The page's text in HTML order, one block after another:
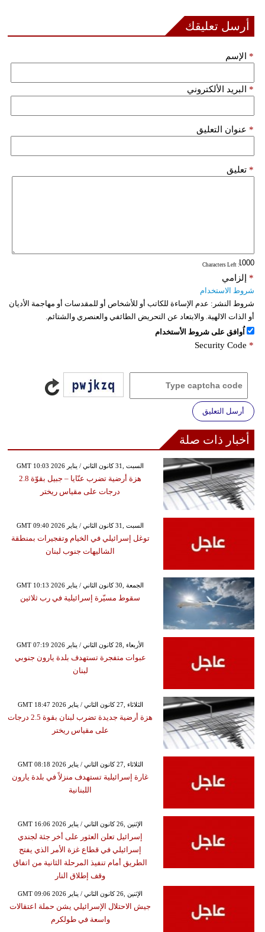
أرسل تعليقك
الإسم *
البريد الألكتروني *
عنوان التعليق *
تعليق *
: Characters Left
إلزامي *
شروط الاستخدام
شروط النشر: عدم الإساءة للكاتب أو للأشخاص أو للمقدسات أو مهاجمة الأديان
أو الذات الالهية. والابتعاد عن التحريض الطائفي والعنصري والشتائم.
اُوافق على شروط الأستخدام
Security Code *
أرسل التعليق
أخبار ذات صلة
GMT 10:03 2026 السبت ,31 كانون الثاني / يناير
هزة أرضية تضرب عنّايا – جبيل بقوّة 2.8
درجات على مقياس ريختر
GMT 09:40 2026 السبت ,31 كانون الثاني / يناير
توغل إسرائيلي في الخيام وتفجيرات بمنطقة
الشاليهات جنوب لبنان
GMT 10:13 2026 الجمعة ,30 كانون الثاني / يناير
سقوط مسيّرة إسرائيلية في رب ثلاثين
GMT 07:19 2026 الأربعاء ,28 كانون الثاني / يناير
عبوات متفجرة تستهدف بلدة يارون جنوبي
لبنان
GMT 18:47 2026 الثلاثاء ,27 كانون الثاني / يناير
هزة أرضية جديدة تضرب لبنان بقوة 2.5 درجات
على مقياس ريختر
GMT 08:18 2026 الثلاثاء ,27 كانون الثاني / يناير
غارة إسرائيلية تستهدف منزلاً في بلدة يارون
اللبنانية
GMT 16:06 2026 الإثنين ,26 كانون الثاني / يناير
إسرائيل تعلن العثور على أخر جثة لجندي
إسرائيلي في قطاع غزة الأمر الذي يفتح
الطريق أمام تنفيذ المرحلة الثانية من اتفاق
وقف إطلاق النار
GMT 09:06 2026 الإثنين ,26 كانون الثاني / يناير
جيش الاحتلال الإسرائيلي يشن حملة اعتقالات
واسعة في طولكرم